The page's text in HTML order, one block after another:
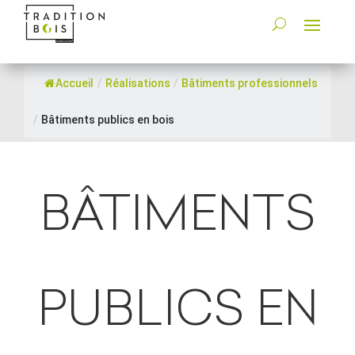
Accueil / Réalisations / Bâtiments professionnels
/ Bâtiments publics en bois
BÂTIMENTS
PUBLICS EN